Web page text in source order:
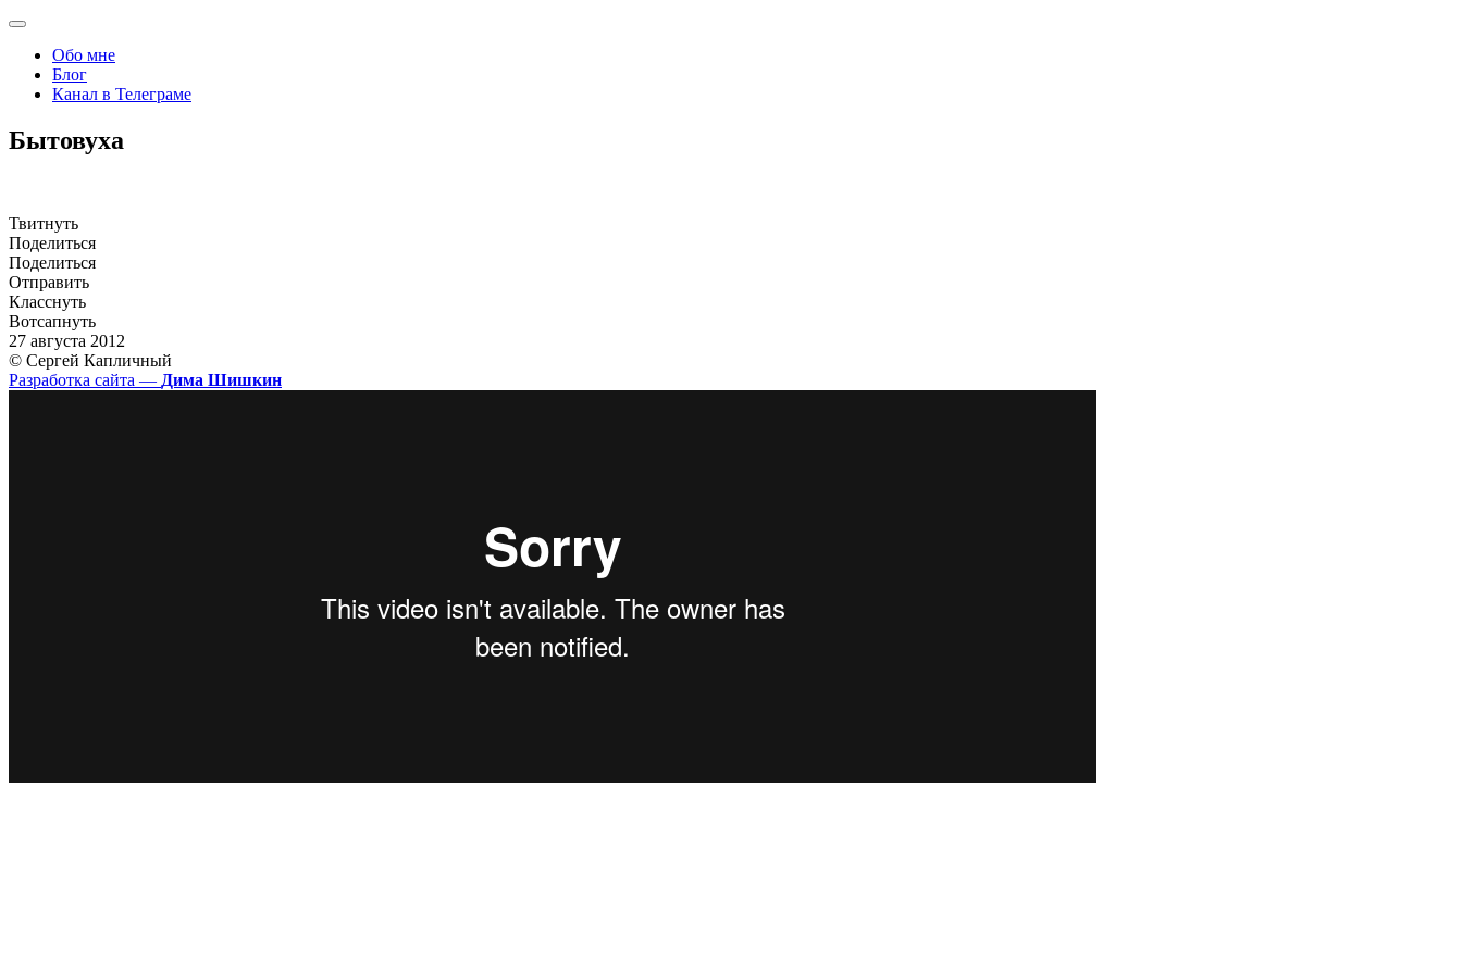
Обо мне
Блог
Канал в Телеграме
Бытовуха
Твитнуть
Поделиться
Поделиться
Отправить
Класснуть
Вотсапнуть
27 августа 2012
© Сергей Капличный
Разработка сайта — Дима Шишкин